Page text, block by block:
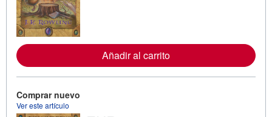
m
Añadir al carrito
Comprar nuevo
Ver este artículo